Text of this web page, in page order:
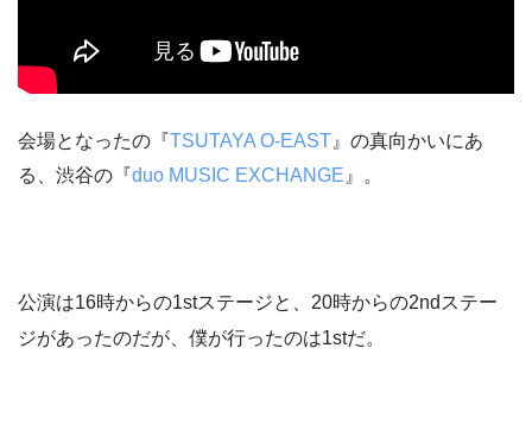
会場となったの『TSUTAYA O-EAST 』の真向かいにあ
る、渋谷の『duo MUSIC EXCHANGE 』。
公演は16時からの1stステージと、20時からの2ndステー
ジがあったのだが、僕が行ったのは1stだ。